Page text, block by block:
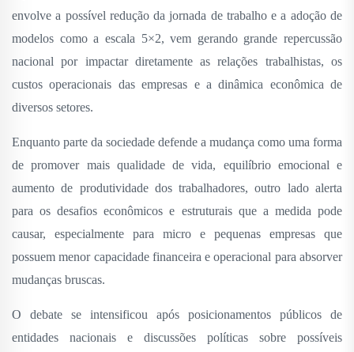
envolve a possível redução da jornada de trabalho e a adoção de
modelos como a escala 5×2, vem gerando grande repercussão
nacional por impactar diretamente as relações trabalhistas, os
custos operacionais das empresas e a dinâmica econômica de
diversos setores.
Enquanto parte da sociedade defende a mudança como uma forma
de promover mais qualidade de vida, equilíbrio emocional e
aumento de produtividade dos trabalhadores, outro lado alerta
para os desafios econômicos e estruturais que a medida pode
causar, especialmente para micro e pequenas empresas que
possuem menor capacidade financeira e operacional para absorver
mudanças bruscas.
O debate se intensificou após posicionamentos públicos de
entidades nacionais e discussões políticas sobre possíveis